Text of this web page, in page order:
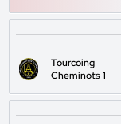
Tourcoing
Cheminots 1